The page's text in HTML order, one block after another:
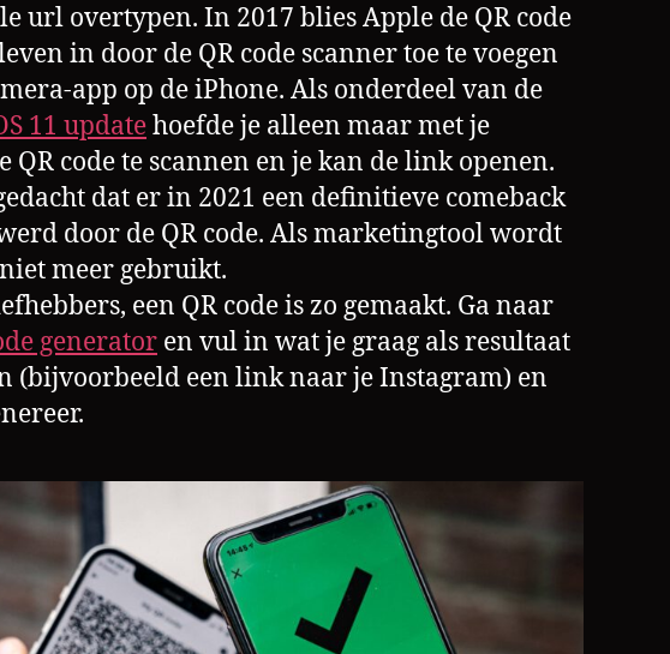
url overtypen. In 2017 blies Apple de QR code
in door de QR code scanner toe te voegen
app op de iPhone. Als onderdeel van de
11 updatehoefde je alleen maar met je
QR code te scannen en je kan de link openen.
dat er in 2021 een definitieve comeback
door de QR code. Als marketingtool wordt
meer gebruikt.
een QR code is zo gemaakt. Ga naar
generator en vul in wat je graag als resultaat
(bijvoorbeeld een link naar je Instagram) en